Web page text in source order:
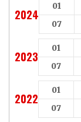
2024
01
07
2023
01
07
2022
01
07